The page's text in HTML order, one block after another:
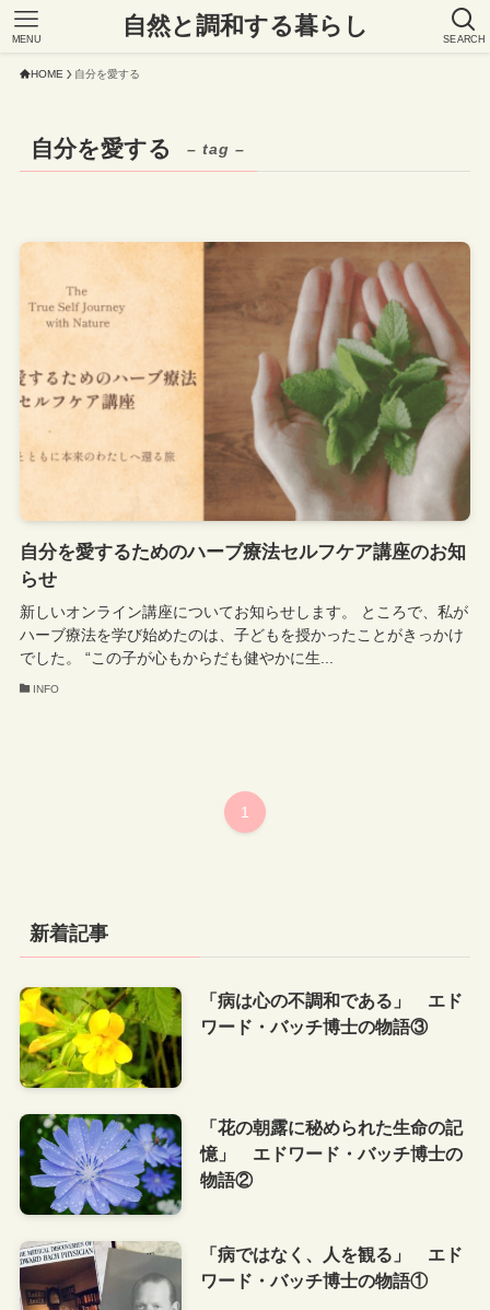
自然と調和する暮らし SEARCH
MENU
HOME 自分を愛する
自分を愛する – tag –
自分を愛するためのハーブ療法セルフケア講座のお知
らせ
新しいオンライン講座についてお知らせします。 ところで、私が
ハーブ療法を学び始めたのは、子どもを授かったことがきっかけ
でした。 “この子が心もからだも健やかに生...
INFO
1
新着記事
「病は心の不調和である」 エド
ワード・バッチ博士の物語③
「花の朝露に秘められた生命の記
憶」 エドワード・バッチ博士の
物語②
「病ではなく、人を観る」 エド
ワード・バッチ博士の物語①